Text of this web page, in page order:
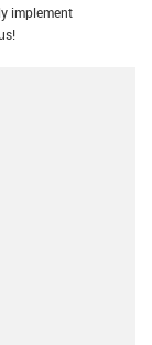
implement